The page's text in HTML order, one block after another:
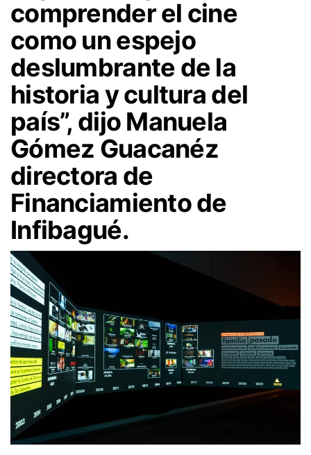
comprender el cine
como un espejo
deslumbrante de la
historia y cultura del
país”, dijo Manuela
Gómez Guacanéz
directora de
Financiamiento de
Infibagué.